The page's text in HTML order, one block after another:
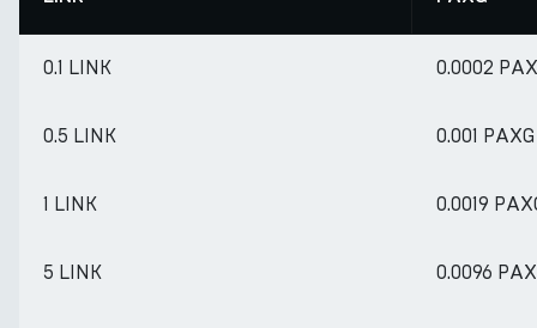
0.1 LINK 0.0002
0.5 LINK 0.001 PAXG
1 LINK 0.0019
5 LINK 0.0096